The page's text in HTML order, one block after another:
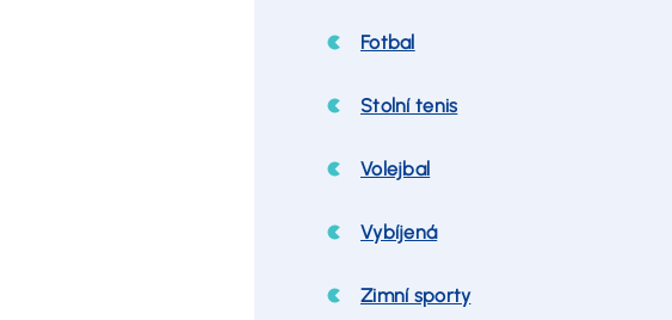
Fotbal
Stolní tenis
Volejbal
Vybíjená
Zimní sporty